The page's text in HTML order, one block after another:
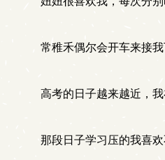
常稚禾偶尔会开车来接我
高考的日子越来越近，我
那段日子学习压的我喜欢